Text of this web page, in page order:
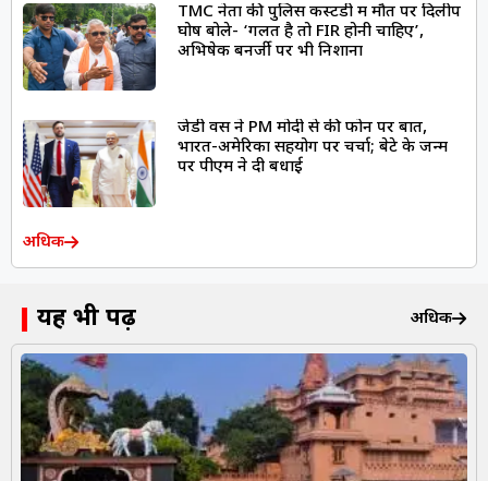
TMC नेता की पुलिस कस्टडी में मौत पर दिलीप
घोष बोले- ‘गलत है तो FIR होनी चाहिए’,
अभिषेक बनर्जी पर भी निशाना
जेडी वेंस ने PM मोदी से की फोन पर बात,
भारत-अमेरिका सहयोग पर चर्चा; बेटे के जन्म
पर पीएम ने दी बधाई
अधिक
यह भी पढ़ें अधिक